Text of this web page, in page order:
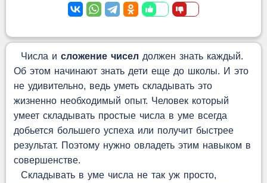
Числа и сложение чисел должен знать каждый.
Об этом начинают знать дети еще до школы. И это
не удивительно, ведь уметь складывать это
жизненно необходимый опыт. Человек который
умеет складывать простые числа в уме всегда
добьется большего успеха или получит быстрее
результат. Поэтому нужно овладеть этим навыком в
совершенстве.
Складывать в уме числа не так уж просто,